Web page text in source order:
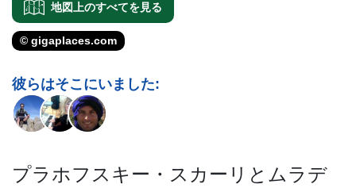
地図上のすべてを見る
© gigaplaces.com
彼らはそこにいました:
プラホフスキー・スカーリと­ムラデ